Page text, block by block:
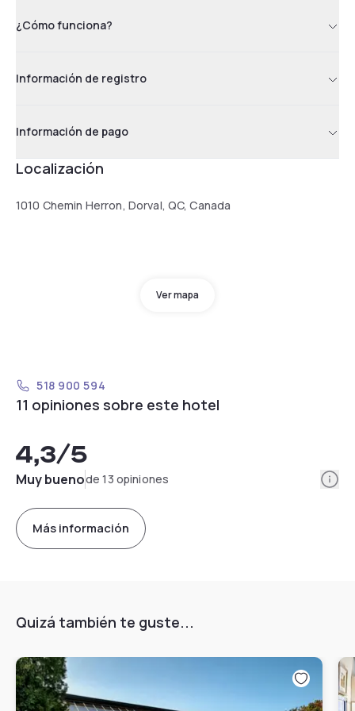
¿Cómo funciona?
Información de registro
Información de pago
Localización
1010 Chemin Herron, Dorval, QC, Canada
Ver mapa
518 900 594
11 opiniones sobre este hotel
4,3/5
Muy buenode 13 opiniones
Más información
Quizá también te guste...